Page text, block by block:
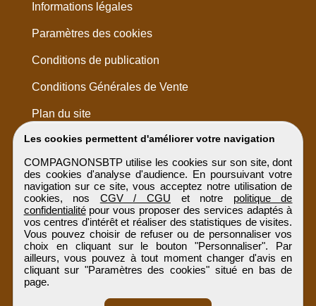
Les cookies permettent d'améliorer votre navigation
COMPAGNONSBTP utilise les cookies sur son site, dont
des cookies d'analyse d'audience. En poursuivant votre
navigation sur ce site, vous acceptez notre utilisation de
cookies, nos CGV / CGU et notre politique de
confidentialitépour vous proposer des services adaptés à
vos centres d'intérêt et réaliser des statistiques de visites.
Vous pouvez choisir de refuser ou de personnaliser vos
choix en cliquant sur le bouton "Personnaliser". Par
ailleurs, vous pouvez à tout moment changer d'avis en
cliquant sur "Paramètres des cookies" situé en bas de
page.
Informations légales
Paramètres des cookies
Conditions de publication
Conditions Générales de Vente
Plan du site